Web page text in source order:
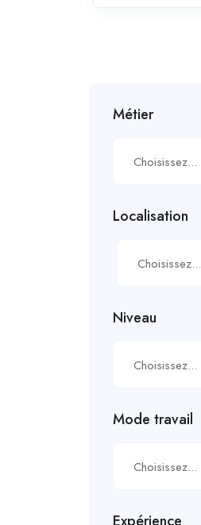
Métier
Choisissez...
Localisation
Choisissez...
Niveau
Choisissez...
Mode travail
Choisissez...